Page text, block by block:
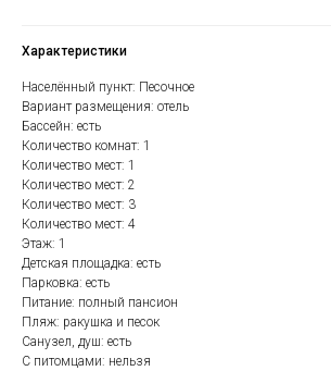
Характеристики
Населённый пункт: Песочное
Вариант размещения: отель
Бассейн: есть
Количество комнат: 1
Количество мест: 1
Количество мест: 2
Количество мест: 3
Количество мест: 4
Этаж: 1
Детская площадка: есть
Парковка: есть
Питание: полный пансион
Пляж: ракушка и песок
Санузел, душ: есть
С питомцами: нельзя